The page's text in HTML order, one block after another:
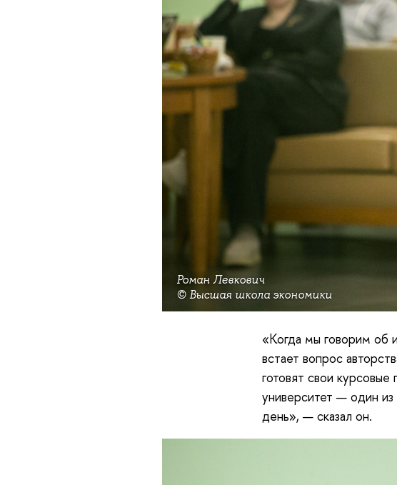
Роман Левкович
© Высшая школа экономики
«Когда мы говорим об
встает вопрос
готовят свои
университет — один
день», — сказал он.